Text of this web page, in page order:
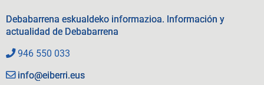
Debabarrena eskualdeko informazioa. Información y
actualidad de Debabarrena
946 550 033
info@eiberri.eus